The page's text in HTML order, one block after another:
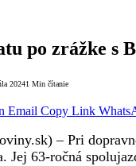
po zrážke s
20241 Min čítanie
Email Copy Link
– Pri
Jej 63-ročná